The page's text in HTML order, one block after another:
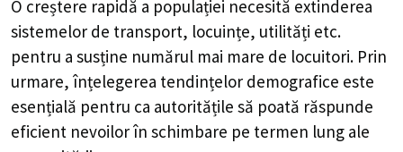
O creștere rapidă a populației necesită extinderea
sistemelor de transport, locuințe, utilități etc.
pentru a susține numărul mai mare de locuitori. Prin
urmare, înțelegerea tendințelor demografice este
esențială pentru ca autoritățile să poată răspunde
eficient nevoilor în schimbare pe termen lung ale